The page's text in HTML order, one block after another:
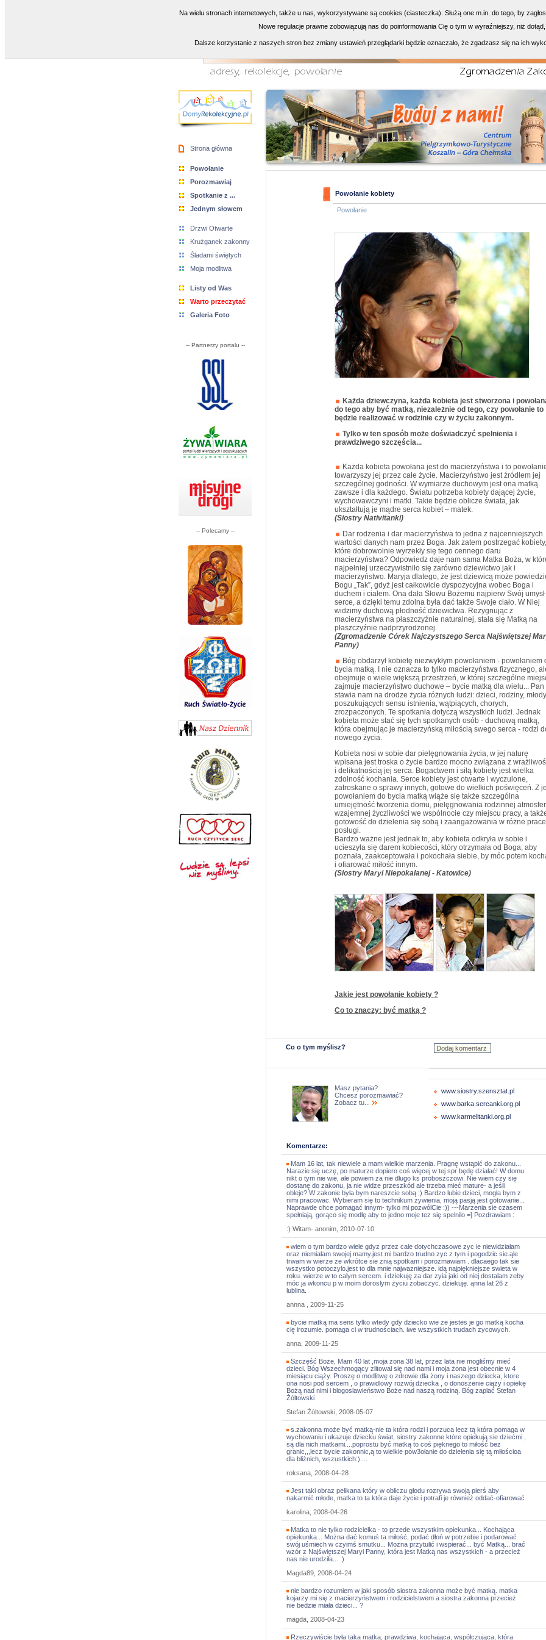
Strona główna
Powołanie
Porozmawiaj
Spotkanie z ...
Jednym słowem
Drzwi Otwarte
Krużganek zakonny
Śladami świętych
Moja modlitwa
Listy od Was
Warto przeczytać
Galeria Foto
-- Partnerzy portalu --
-- Polecamy --
Powołanie kobiety
Powołanie
Każda dziewczyna, każda kobieta jest stworzona i
do tego aby być matką, niezależnie od tego, czy powołanie to
będzie realizować w rodzinie czy w życiu zakonnym.
Tylko w ten sposób może doświadczyć spełnienia i
prawdziwego szczęścia...
Każda kobieta powołana jest do macierzyństwa i to
towarzyszy jej przez całe życie. Macierzyństwo jest źródłem jej
szczególnej godności. W wymiarze duchowym jest ona matką
zawsze i dla każdego. Światu potrzeba kobiety dającej życie,
wychowawczyni i matki. Takie będzie oblicze świata, jak
ukształtują je mądre serca kobiet – matek.
(Siostry Nativitanki)
Dar rodzenia i dar macierzyństwa to jedna z najcenniejszych
wartości danych nam przez Boga. Jak zatem postrzegać kobiety,
które dobrowolnie wyrzekły się tego cennego daru
macierzyństwa? Odpowiedz daje nam sama Matka Boża, w
najpełniej urzeczywistniło się zarówno dziewictwo jak i
macierzyństwo. Maryja dlatego, że jest dziewicą może
Bogu „Tak”, gdyż jest całkowicie dyspozycyjna wobec Boga i
duchem i ciałem. Ona dała Słowu Bożemu najpierw Swój
serce, a dzięki temu zdolna była dać także Swoje ciało. W Niej
widzimy duchową płodność dziewictwa. Rezygnując z
macierzyństwa na płaszczyźnie naturalnej, stała się Matką na
płaszczyźnie nadprzyrodzonej.
(Zgromadzenie Córek Najczystszego Serca Najświętszej
Panny)
Bóg obdarzył kobietę niezwykłym powołaniem - powołaniem
bycia matką. I nie oznacza to tylko macierzyństwa fizycznego,
obejmuje o wiele większą przestrzeń, w której szczególne
zajmuje macierzyństwo duchowe – bycie matką dla wielu... Pan
stawia nam na drodze życia różnych ludzi: dzieci, rodziny,
poszukujących sensu istnienia, wątpiących, chorych,
zrozpaczonych. Te spotkania dotyczą wszystkich ludzi. Jednak
kobieta może stać się tych spotkanych osób - duchową matką,
która obejmując je macierzyńską miłością swego serca - rodzi
nowego życia.
Kobieta nosi w sobie dar pielęgnowania życia, w jej naturę
wpisana jest troska o życie bardzo mocno związana z
i delikatnością jej serca. Bogactwem i siłą kobiety jest wielka
zdolność kochania. Serce kobiety jest otwarte i wyczulone,
zatroskane o sprawy innych, gotowe do wielkich poświęceń. Z
powołaniem do bycia matką wiąże się także szczególna
umiejętność tworzenia domu, pielęgnowania rodzinnej
wzajemnej życzliwości we wspólnocie czy miejscu pracy, a
gotowość do dzielenia się sobą i zaangażowania w różne
posługi.
Bardzo ważne jest jednak to, aby kobieta odkryła w sobie i
ucieszyła się darem kobiecości, który otrzymała od Boga; aby
poznała, zaakceptowała i pokochała siebie, by móc potem
i ofiarować miłość innym.
(Siostry Maryi Niepokalanej - Katowice)
Jakie jest powołanie kobiety ?
Co to znaczy: być matką ?
Co o tym myślisz?
Masz pytania?
Chcesz porozmawiać?
Zobacz tu...
www.siostry.szensztat.pl
www.barka.sercanki.org.pl
www.karmelitanki.org.pl
Komentarze:
Mam 16 lat, tak niewiele a mam wielkie marzenia. Pragnę wstąpić do zakonu...
Narazie się uczę, po maturze dopiero coś więcej w tej spr będę działać! W domu
nikt o tym nie wie, ale powiem za nie dlugo ks proboszczowi. Nie wiem czy się
dostanę do zakonu, ja nie widze przeszkód ale trzeba mieć mature- a jeśli
obleje? W zakonie byla bym nareszcie sobą ;) Bardzo lubie dzieci, mogła bym z
nimi pracowac. Wybieram się to technikum żywienia, moją pasją jest gotowanie...
Naprawde chce pomagać innym- tylko mi pozwólCie :)) ---Marzenia sie czasem
spełniają, gorąco się modlę aby to jedno moje tez się spelnilo =] Pozdrawiam :
:) Witam- anonim, 2010-07-10
wiem o tym bardzo wiele gdyz przez cale dotychczasowe zyc ie niewidziałam
oraz niemialam swojej mamy.jest mi bardzo trudno zyc z tym i pogodzic sie.ąle
trwam w wierze ze wkrótce sie znią spotkam i porozmawiam . dlacaego tak sie
wszystko potoczylo.jest to dla mnie najwazniejsze. idą najpiękniejsze swieta w
roku. wierze w to calym sercem. i dziekuję za dar zyia jaki od niej dostalam zeby
móc ja wkoncu p w moim doroslym życiu zobaczyc. dziekuję. ąnna lat 26 z
lublina.
annna , 2009-11-25
bycie matką ma sens tylko wtedy gdy dziecko wie ze jestes je go matką kocha
cię irozumie. pomaga ci w trudnościach. iwe wszystkich trudach zycowych.
anna, 2009-11-25
Szczęść Boże, Mam 40 lat ,moja żona 38 lat, przez lata nie mogliśmy mieć
dzieci. Bóg Wszechmogący zlitowal się nad nami i moja żona jest obecnie w 4
miesiącu ciąży. Proszę o modlitwę o zdrowie dla żony i naszego dziecka, ktore
ona nosi pod sercem , o prawidlowy rozwój dziecka , o donoszenie ciąży i opiekę
Bożą nad nimi i blogoslawieństwo Boże nad naszą rodziną. Bóg zaplać Stefan
Żóltowski
Stefan Żóltowski, 2008-05-07
s.zakonna może być matką-nie ta która rodzi i porzuca lecz tą która pomaga w
wychowaniu i ukazuje dziecku świat, siostry zakonne które opiekują sie dziećmi ,
są dla nich matkami....poprostu być matką to coś pięknego to miłość bez
granic,,,lecz bycie zakonnic,ą to wielkie pow3ołanie do dzielenia się tą miłościoa
dla bliżnich, wszustkich:)....
roksana, 2008-04-28
Jest taki obraz pelikana który w obliczu głodu rozrywa swoją pierś aby
nakarmić młode, matka to ta która daje życie i potrafi je również oddać-ofiarować
karolina, 2008-04-26
Matka to nie tylko rodzicielka - to przede wszystkim opiekunka... Kochająca
opiekunka... Można dać komuś ta miłość, podać dłoń w potrzebie i podarować
swój uśmiech w czyimś smutku... Można przytulić i wspierać... być Matką... brać
wzór z Najświętszej Maryi Panny, która jest Matką nas wszystkich - a przecież
nas nie urodziła... :)
Magda89, 2008-04-24
nie bardzo rozumiem w jaki sposób siostra zakonna może być matką. matka
kojarzy mi się z macierzyństwem i rodzicielstwem a siostra zakonna przecież
nie bedzie miała dzieci... ?
magda, 2008-04-23
Rzeczywiście była taka matka, prawdziwa, kochająca, współczująca, która
Na wielu stronach internetowych, także u nas, wykorzystywane są cookies (ciasteczka). Służą one m.in. do tego, by
Nowe regulacje prawne zobowiązują nas do poinformowania Cię o tym w wyraźniejszy, niż
Dalsze korzystanie z naszych stron bez zmiany ustawień przeglądarki będzie oznaczało, że zgadzasz się na ich